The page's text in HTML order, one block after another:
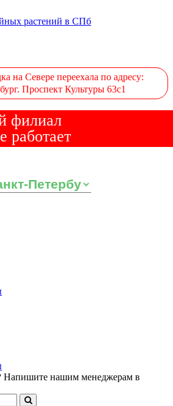
растений в СПб
на Севере переехала по адресу:
Проспект Культуры 63с1
филиал
работает
Напишите нашим менеджерам в